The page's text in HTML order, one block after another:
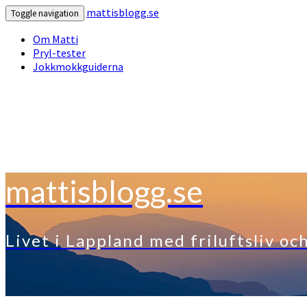
Toggle navigation
mattisblogg.se
Om Matti
Pryl-tester
Jokkmokkguiderna
mattisblogg.se
Livet i Lappland med friluftsliv